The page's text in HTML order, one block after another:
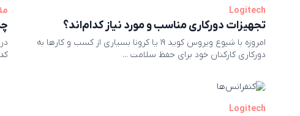
Logitech
تجهیزات دورکاری مناسب و مورد نیاز کدام‌اند؟
امروزه با شیوع ویروس کوید ۱۹ یا کرونا بسیاری از کسب و کارها به
دورکاری کارکنان خود برای حفظ سلامت ...
Logitech